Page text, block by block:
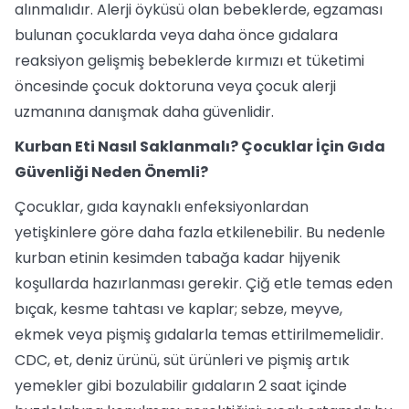
alınmalıdır. Alerji öyküsü olan bebeklerde, egzaması
bulunan çocuklarda veya daha önce gıdalara
reaksiyon gelişmiş bebeklerde kırmızı et tüketimi
öncesinde çocuk doktoruna veya çocuk alerji
uzmanına danışmak daha güvenlidir.
Kurban Eti Nasıl Saklanmalı? Çocuklar İçin Gıda
Güvenliği Neden Önemli?
Çocuklar, gıda kaynaklı enfeksiyonlardan
yetişkinlere göre daha fazla etkilenebilir. Bu nedenle
kurban etinin kesimden tabağa kadar hijyenik
koşullarda hazırlanması gerekir. Çiğ etle temas eden
bıçak, kesme tahtası ve kaplar; sebze, meyve,
ekmek veya pişmiş gıdalarla temas ettirilmemelidir.
CDC, et, deniz ürünü, süt ürünleri ve pişmiş artık
yemekler gibi bozulabilir gıdaların 2 saat içinde